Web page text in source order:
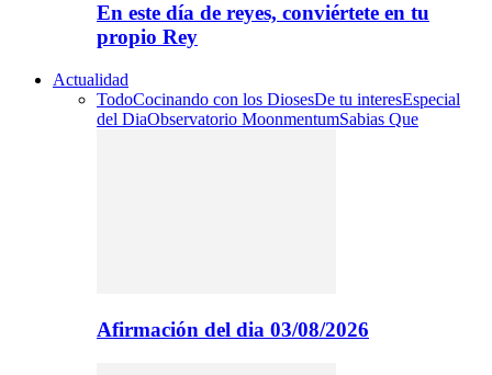
En este día de reyes, conviértete en tu
propio Rey
Actualidad
TodoCocinando con los DiosesDe tu interesEspecial
del DiaObservatorio MoonmentumSabias Que
Afirmación del dia 03/08/2026